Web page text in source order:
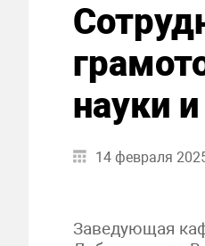
науки
14 февраля
Заведующая